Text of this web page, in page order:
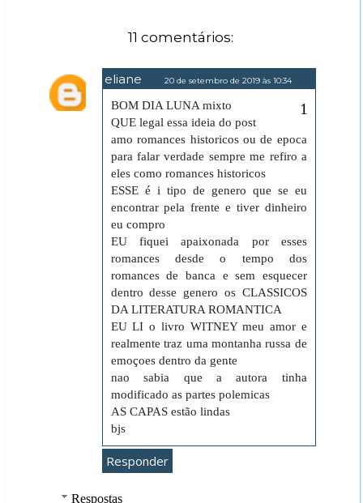
11 comentários:
eliane 20 de setembro de 2019 às 10:34
BOM DIA LUNA mixto
QUE legal essa ideia do post
amo romances historicos ou de epoca
para falar verdade sempre me refiro a
eles como romances historicos
ESSE é i tipo de genero que se eu
encontrar pela frente e tiver dinheiro
eu compro
EU fiquei apaixonada por esses
romances desde o tempo dos
romances de banca e sem esquecer
dentro desse genero os CLASSICOS
DA LITERATURA ROMANTICA
EU LI o livro WITNEY meu amor e
realmente traz uma montanha russa de
emoçoes dentro da gente
nao sabia que a autora tinha
modificado as partes polemicas
AS CAPAS estão lindas
bjs
Responder
Respostas